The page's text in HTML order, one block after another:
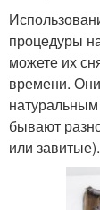
процедуры
можете их
времени.
бывают
или завитые).